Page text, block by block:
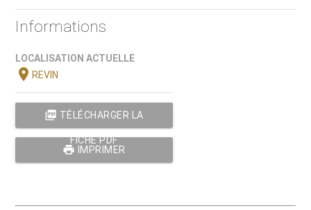
Informations
LOCALISATION ACTUELLE
location_onREVIN
picture_as_pdf TÉLÉCHARGER LA
FICHE PDF
print IMPRIMER